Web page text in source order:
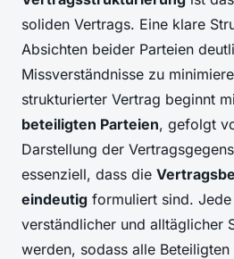
soliden Vertrags. Eine klare
Absichten beider Parteien
Missverständnisse zu
strukturierter Vertrag beginnt
beteiligten Parteien, gefolgt
Darstellung der
essenziell, dass die
eindeutig formuliert sind.
verständlicher und alltäglicher
werden, sodass alle Beteiligten